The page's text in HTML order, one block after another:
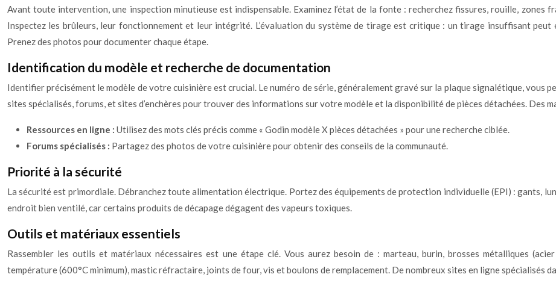
Avant toute intervention, une inspection minutieuse est indispensable. Examinez l’état de la fonte : recherchez fissures, rouille, zones
Inspectez les brûleurs, leur fonctionnement et leur intégrité. L’évaluation du système de tirage est critique : un tirage insuffisant peut
Prenez des photos pour documenter chaque étape.
Identification du modèle et recherche de documentation
Identifier précisément le modèle de votre cuisinière est crucial. Le numéro de série, généralement gravé sur la plaque signalétique, vous
sites spécialisés, forums, et sites d’enchères pour trouver des informations sur votre modèle et la disponibilité de pièces détachées. Des
Ressources en ligne : Utilisez des mots clés précis comme « Godin modèle X pièces détachées » pour une recherche ciblée.
Forums spécialisés : Partagez des photos de votre cuisinière pour obtenir des conseils de la communauté.
Priorité à la sécurité
La sécurité est primordiale. Débranchez toute alimentation électrique. Portez des équipements de protection individuelle (EPI) : gants,
endroit bien ventilé, car certains produits de décapage dégagent des vapeurs toxiques.
Outils et matériaux essentiels
Rassembler les outils et matériaux nécessaires est une étape clé. Vous aurez besoin de : marteau, burin, brosses métalliques
température (600°C minimum), mastic réfractaire, joints de four, vis et boulons de remplacement. De nombreux sites en ligne spécialisés